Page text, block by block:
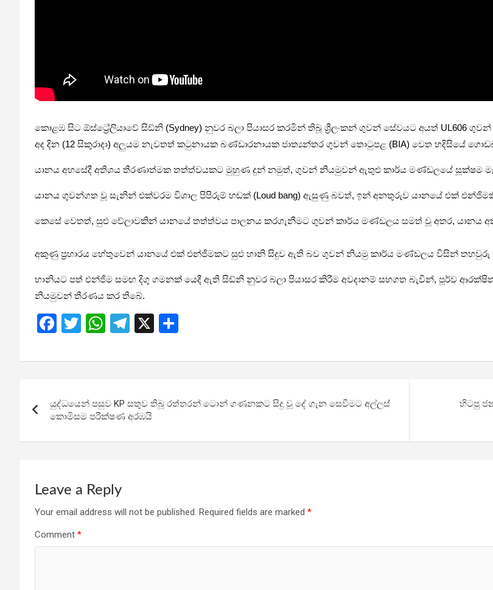
කොළඹ සිට ඕස්ට්‍රේලියාවේ සිඩ්නි (Sydney) නුවර බලා පියාසර කරමින් තිබූ ශ්‍රීලංකන් ගුවන් සේවයට අයත් UL606
අද දින (12 සිකුරාදා) අලුයම නැවතත් කටුනායක බණ්ඩාරනායක ජාත්‍යන්තර ගුවන් තොටුපළ (BIA) වෙත හදිසියේ
යානය අහසේදී අතිශය තීරණාත්මක තත්ත්වයකට මුහුණ දුන් නමුත්, ගුවන් නියමුවන් ඇතුළු කාර්ය මණ්ඩලයේ සූක්ෂම
යානය ගුවන්ගත වූ සැනින් එක්වරම විශාල පිපිරුම් හඬක් (Loud bang) ඇසුණු බවත්, ඉන් අනතුරුව යානයේ එක්
කෙසේ වෙතත්, සුළු වේලාවකින් යානයේ තත්ත්වය පාලනය කරගැනීමට ගුවන් කාර්ය මණ්ඩලය සමත් වූ අතර, යානය
අකුණු ප්‍රහාරය හේතුවෙන් යානයේ එක් එන්ජිමකට සුළු හානි සිදුව ඇති බව ගුවන් නියමු කාර්ය මණ්ඩලය විසින්
හානියට පත් එන්ජිම සමඟ දිගු ගමනක් යෙදී ඇති සිඩ්නි නුවර බලා පියාසර කිරීම අවදානම් සහගත බැවින්, පූර්ව
නියමුවන් තීරණය කර තිබේ.
F
ce
o
o
k
T
tt
W
at
A
p
p
T
e
a
m
X
ar
navigation
යුද්ධයෙන් පසුව KP සතුව තිබූ රත්තරන් ටොන් ගණනකට සිදු වූ දේ ගැන සෙවීමට අල්ලස්
කොමිසම පරීක්ෂණ අරඹයි
හිටපු
Leave a Reply
Your email address will not be published. Required fields are marked *
Comment *